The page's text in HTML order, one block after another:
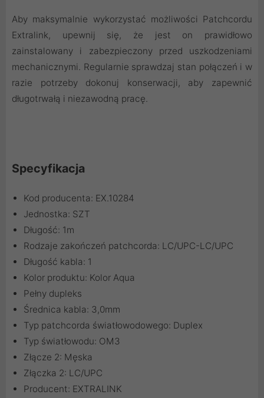
Aby maksymalnie wykorzystać możliwości Patchcordu
Extralink, upewnij się, że jest on prawidłowo
zainstalowany i zabezpieczony przed uszkodzeniami
mechanicznymi. Regularnie sprawdzaj stan połączeń i w
razie potrzeby dokonuj konserwacji, aby zapewnić
długotrwałą i niezawodną pracę.
Specyfikacja
Kod producenta: EX.10284
Jednostka: SZT
Długość: 1m
Rodzaje zakończeń patchcorda: LC/UPC-LC/UPC
Długość kabla: 1
Kolor produktu: Kolor Aqua
Pełny dupleks
Średnica kabla: 3,0mm
Typ patchcorda światłowodowego: Duplex
Typ światłowodu: OM3
Złącze 2: Męska
Złączka 2: LC/UPC
Producent: EXTRALINK